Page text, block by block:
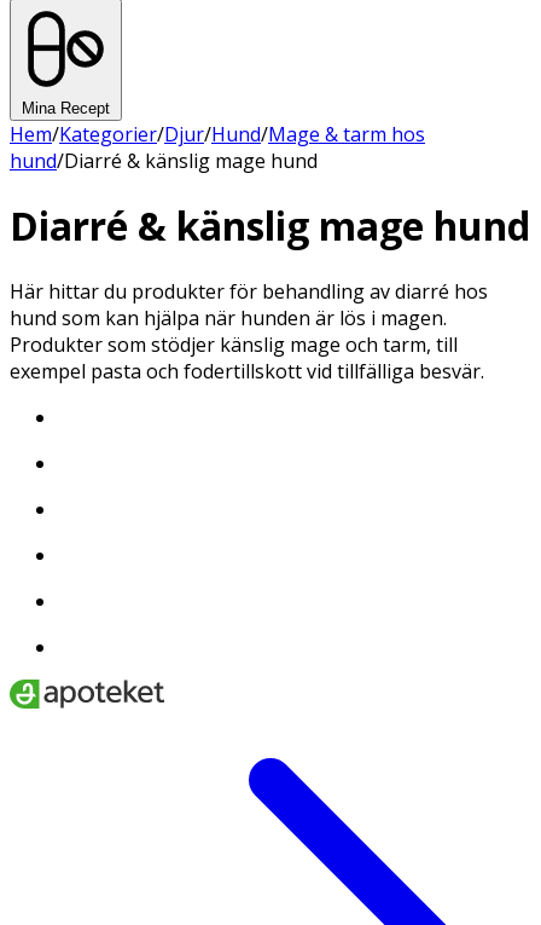
Mina Recept
Hem/Kategorier/Djur/Hund/Mage & tarm hos
hund/Diarré & känslig mage hund
Diarré & känslig mage hund
Här hittar du produkter för behandling av diarré hos
hund som kan hjälpa när hunden är lös i magen.
Produkter som stödjer känslig mage och tarm, till
exempel pasta och fodertillskott vid tillfälliga besvär.